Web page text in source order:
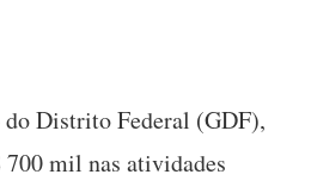
do Distrito Federal (GDF),
mil nas atividades